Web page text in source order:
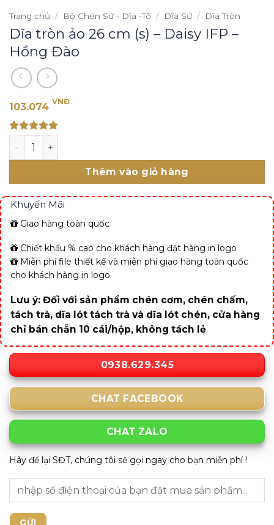
Trang chủ / Bộ Chén Sứ - Dĩa -Tô / Dĩa Sứ / Dĩa Tròn
Dĩa tròn ảo 26 cm (s) – Daisy IFP –
Hồng Đào
103.074 VNĐ
out of 5
Dĩa tròn ảo 26 cm (s) - Daisy IFP - Hồng Đào số lượng
Thêm vào giỏ hàng
Khuyến Mãi
Giao hàng toàn quốc
Chiết khấu % cao cho khách hàng đặt hàng in logo
Miễn phí file thiết kế và miễn phí giao hàng toàn quốc
cho khách hàng in logo
Lưu ý: Đối với sản phẩm chén cơm, chén chấm,
tách trà, dĩa lót tách trà và dĩa lót chén, cửa hàng
chỉ bán chẵn 10 cái/hộp, không tách lẻ
0938.629.345
CHAT FACEBOOK
CHAT ZALO
Hãy để lại SĐT, chúng tôi sẽ gọi ngay cho bạn miễn phí !